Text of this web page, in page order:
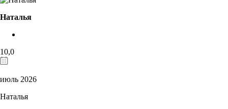
Наталья
10,0
июль 2026
Наталья